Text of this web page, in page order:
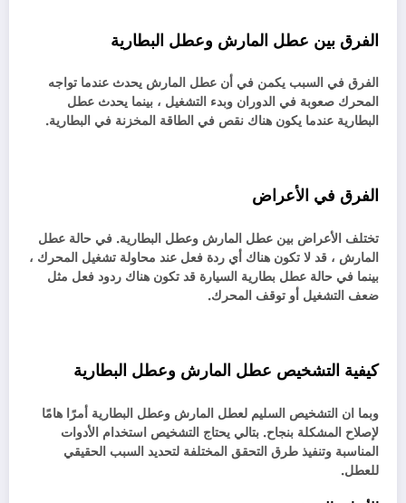
الفرق بين عطل المارش وعطل البطارية
الفرق في السبب يكمن في أن عطل المارش يحدث عندما تواجه
المحرك صعوبة في الدوران وبدء التشغيل ، بينما يحدث عطل
البطارية عندما يكون هناك نقص في الطاقة المخزنة في البطارية.
الفرق في الأعراض
تختلف الأعراض بين عطل المارش وعطل البطارية. في حالة عطل
المارش ، قد لا تكون هناك أي ردة فعل عند محاولة تشغيل المحرك ،
بينما في حالة عطل بطارية السيارة قد تكون هناك ردود فعل مثل
ضعف التشغيل أو توقف المحرك.
كيفية التشخيص عطل المارش وعطل البطارية
وبما ان التشخيص السليم لعطل المارش وعطل البطارية أمرًا هامًا
لإصلاح المشكلة بنجاح. بتالي يحتاج التشخيص استخدام الأدوات
المناسبة وتنفيذ طرق التحقق المختلفة لتحديد السبب الحقيقي
للعطل.